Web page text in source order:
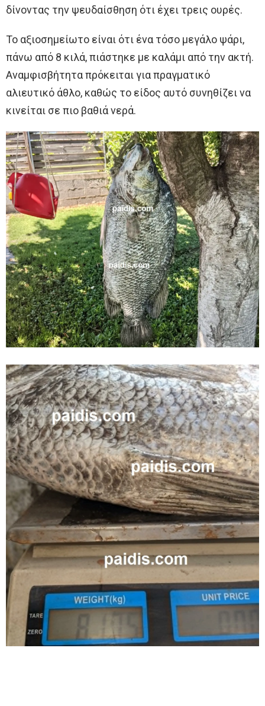
δίνοντας την ψευδαίσθηση ότι έχει τρεις ουρές.
Το αξιοσημείωτο είναι ότι ένα τόσο μεγάλο ψάρι,
πάνω από 8 κιλά, πιάστηκε με καλάμι από την ακτή.
Αναμφισβήτητα πρόκειται για πραγματικό
αλιευτικό άθλο, καθώς το είδος αυτό συνηθίζει να
κινείται σε πιο βαθιά νερά.